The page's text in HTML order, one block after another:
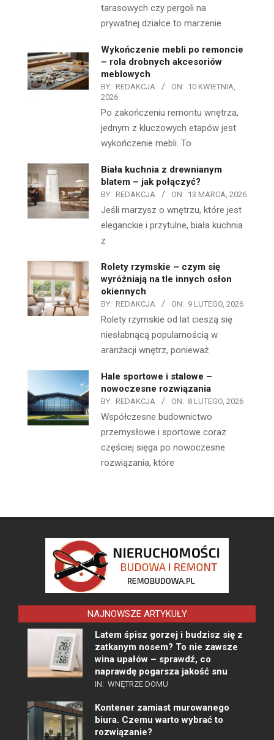
tarasowych czy pergoli na
prywatnej działce to marzenie
Wykończenie mebli po remoncie
– rola drobnych akcesoriów
meblowych
BY: REDAKCJA ON: 10 KWIETNIA,
2026
Po zakończeniu remontu wnętrza,
jednym z kluczowych etapów jest
wykończenie mebli. To
Biała kuchnia z drewnianym
blatem – jak połączyć?
BY: REDAKCJA ON: 13 MARCA, 2026
Jeśli marzysz o wnętrzu, które jest
eleganckie i przytulne, biała kuchnia
z
Rolety rzymskie – czym się
wyróżniają na tle innych osłon
okiennych
BY: REDAKCJA ON: 9 LUTEGO, 2026
Rolety rzymskie od lat cieszą się
niesłabnącą popularnością w
aranżacji wnętrz, ponieważ
Hale sportowe i stalowe –
nowoczesne rozwiązania
BY: REDAKCJA ON: 8 LUTEGO, 2026
Współczesne budownictwo
przemysłowe i sportowe coraz
częściej sięga po nowoczesne
rozwiązania, które
NAJNOWSZE ARTYKUŁY
Latem śpisz gorzej i budzisz się z
zatkanym nosem? To nie zawsze
wina upałów – sprawdź, co
naprawdę pogarsza jakość snu
IN: WNĘTRZE DOMU
Kontener zamiast murowanego
biura. Czemu warto wybrać to
rozwiązanie?